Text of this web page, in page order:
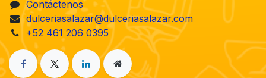
Contáctenos
dulceriasalazar@dulceriasalazar.com
+52 461 206 0395